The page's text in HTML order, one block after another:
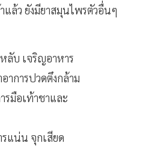
แล้ว ยังมียาสมุนไพรตัวอื่นๆ
ลับ เจริญอาหาร
าการปวดตึงกล้าม
รมือเท้าชาและ
แน่น จุกเสียด